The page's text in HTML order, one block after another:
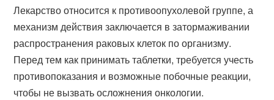
Лекарство относится к противоопухолевой группе, а
механизм действия заключается в затормаживании
распространения раковых клеток по организму.
Перед тем как принимать таблетки, требуется учесть
противопоказания и возможные побочные реакции,
чтобы не вызвать осложнения онкологии.